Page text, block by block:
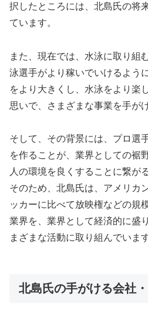
択したところには、北島氏の将
ています。
また、現在では、水泳に取り組
泳選手がより稼いでいけるよう
をより大きくし、水泳をより楽
思いで、さまざまな事業を手が
そして、その背景には、プロ選
を作ることが、業界としての裾
人の環境を良くすることに繋が
そのため、北島氏は、アメリカ
ッカーに比べて放映権などの規
業界を、業界として経済的に盛
まざまな活動に取り組んでいます
北島氏の手がける会社